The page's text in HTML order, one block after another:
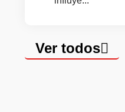
Ver todos